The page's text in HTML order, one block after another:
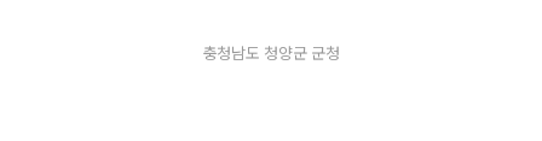
충청남도 청양군 군청